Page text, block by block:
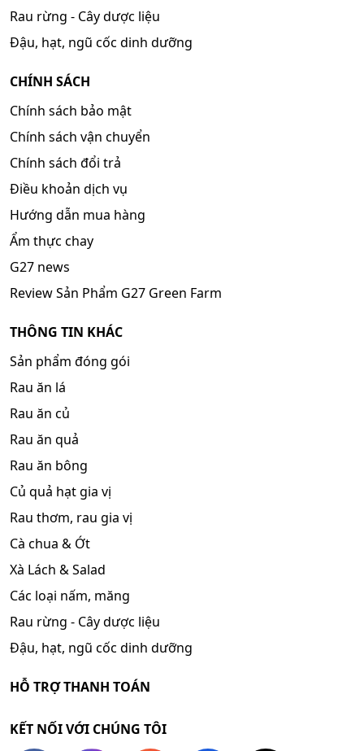
Rau rừng - Cây dược liệu
Đậu, hạt, ngũ cốc dinh dưỡng
CHÍNH SÁCH
Chính sách bảo mật
Chính sách vận chuyển
Chính sách đổi trả
Điều khoản dịch vụ
Hướng dẫn mua hàng
Ẩm thực chay
G27 news
Review Sản Phẩm G27 Green Farm
THÔNG TIN KHÁC
Sản phẩm đóng gói
Rau ăn lá
Rau ăn củ
Rau ăn quả
Rau ăn bông
Củ quả hạt gia vị
Rau thơm, rau gia vị
Cà chua & Ớt
Xà Lách & Salad
Các loại nấm, măng
Rau rừng - Cây dược liệu
Đậu, hạt, ngũ cốc dinh dưỡng
HỖ TRỢ THANH TOÁN
KẾT NỐI VỚI CHÚNG TÔI